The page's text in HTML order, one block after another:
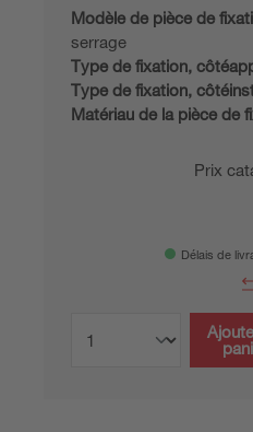
Modèle de pièce de
serrage
Type de fixation,
Type de fixation,
Matériau de la pièce de
Prix
Délais de